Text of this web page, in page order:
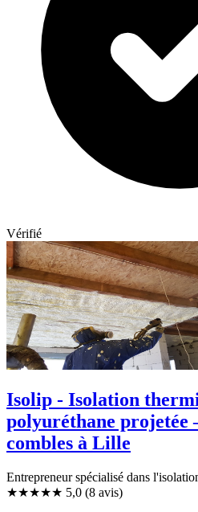
Vérifié
Isolip - Isolation
polyuréthane projetée
combles à Lille
Entrepreneur spécialisé dans
★★★★★ 5,0 (8 avis)